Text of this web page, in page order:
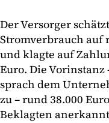
Der Versorger
Stromverbrauch auf
und klagte auf
Euro. Die
sprach dem
zu – rund 38.000
Beklagten